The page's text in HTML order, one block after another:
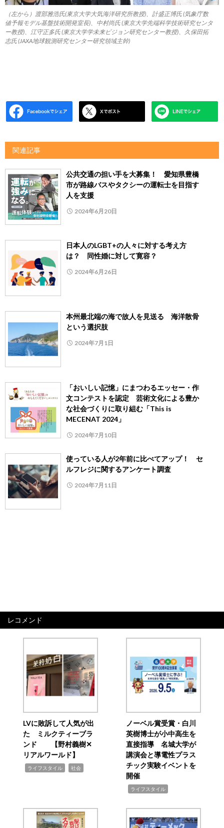
（左から）渡部雅浩氏(東京大学大気海洋研究所教授)、計盛正博氏 (気象庁数
値予報モデル基盤技術開発室長)、中村尚氏 (東京大学先端科学技術研究センタ
ー教授)、江守正多氏 (東京大学学未来ビジョン研究センター教授)、久保田拓
志氏 (JAXA地球観測研究センター研究領域主幹)
関連記事
公共交通の担い手を大募集！ 愛知県豊橋
市が路線バスやタクシーの運転士を目指す
人を支援
2024年6月20日
日本人のLGBT+の人々に対する考え方
は？ 同性婚に対して寛容？
2024年6月26日
本州最北端の海で故人を見送る 海洋散骨
という選択肢
2024年7月1日
「おいしい記憶」にまつわるエッセー・作
文コンテストを認定 芸術文化による豊か
な社会づくりに取り組む「This is
MECENAT 2024」
2024年7月10日
使っている人が2年前に比べてアップ！ セ
ルフレジに関するアンケート調査
2024年7月11日
レコメンド
LVに敗訴して人気が出
た ミルクティーブラ
ンド 【野村義樹✕
リアルワールド】
ライフスタイル 社会
ノーベル賞受賞・白川
英樹博士が小中高生を
直接指導 名城大学が
講演会と導電性プラス
チック実験イベントを
開催
ライフスタイル